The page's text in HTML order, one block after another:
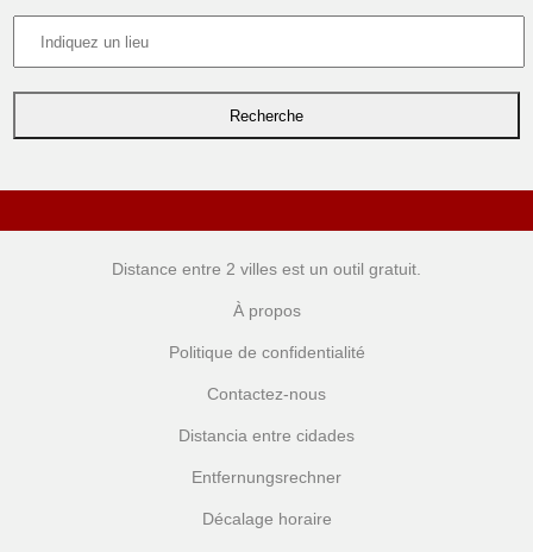
Distance entre 2 villes est un outil gratuit.
À propos
Politique de confidentialité
Contactez-nous
Distancia entre cidades
Entfernungsrechner
Décalage horaire